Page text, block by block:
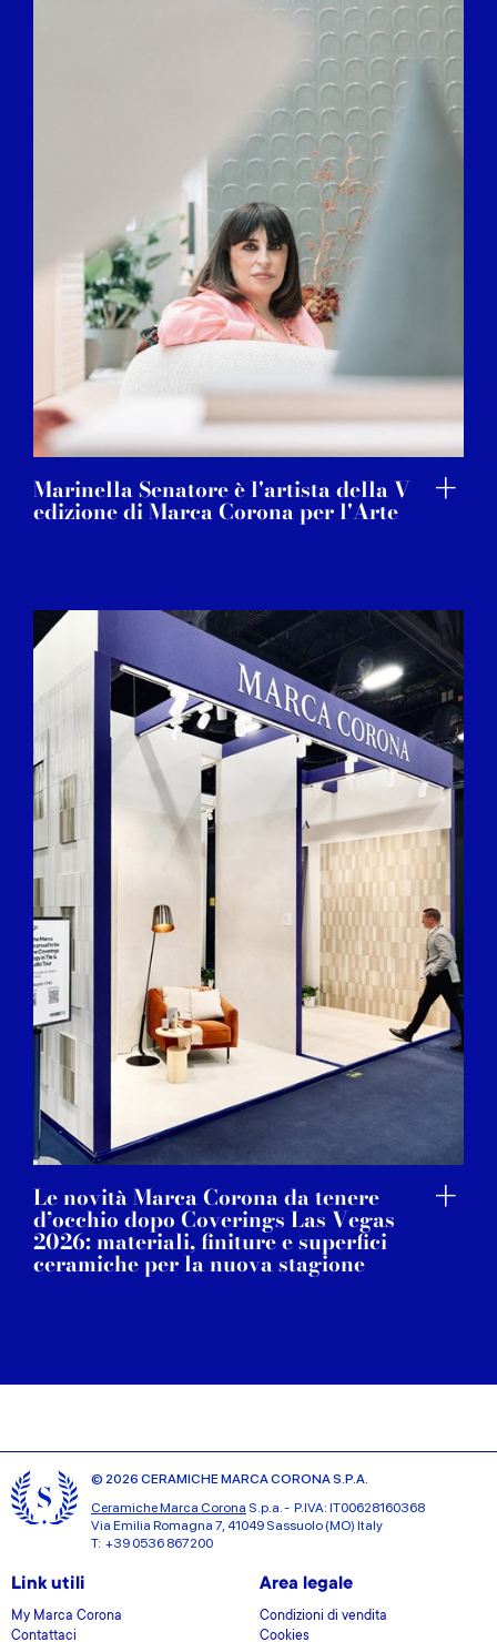
Marinella Senatore è l'artista della V
edizione di Marca Corona per l'Arte
Le novità Marca Corona da tenere
d’occhio dopo Coverings Las Vegas
2026: materiali, finiture e superfici
ceramiche per la nuova stagione
© 2026 CERAMICHE MARCA CORONA S.P.A.
Ceramiche Marca Corona S.p.a. - P.IVA: IT00628160368
Via Emilia Romagna 7, 41049 Sassuolo (MO) Italy
T: +39 0536 867200
Link utili
My Marca Corona
Contattaci
Area legale
Condizioni di vendita
Cookies